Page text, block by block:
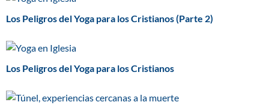
Los Peligros del Yoga para los Cristianos (Parte 2)
Los Peligros del Yoga para los Cristianos